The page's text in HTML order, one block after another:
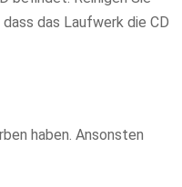
das Laufwerk die CD
haben. Ansonsten